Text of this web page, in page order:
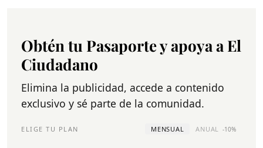
Obtén tu Pasaporte y apoya a El
Ciudadano
Elimina la publicidad, accede a contenido
exclusivo y sé parte de la comunidad.
ELIGE TU PLAN MENSUAL ANUAL -10%